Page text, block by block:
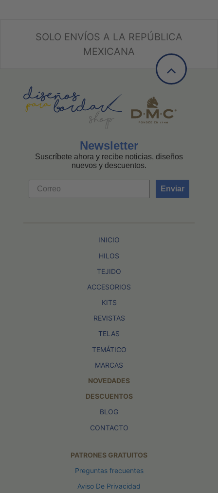
SOLO ENVÍOS A LA REPÚBLICA
MEXICANA
Newsletter
Suscríbete ahora y recibe noticias, diseños
nuevos y descuentos.
Enviar
INICIO
HILOS
TEJIDO
ACCESORIOS
KITS
REVISTAS
TELAS
TEMÁTICO
MARCAS
NOVEDADES
DESCUENTOS
BLOG
CONTACTO
PATRONES GRATUITOS
Preguntas frecuentes
Aviso De Privacidad